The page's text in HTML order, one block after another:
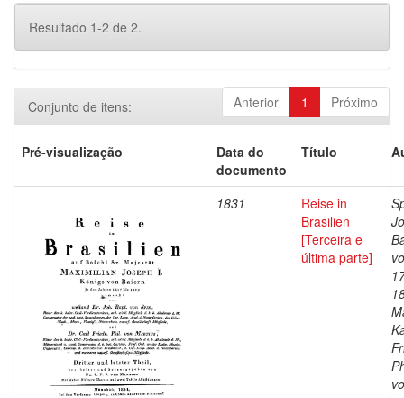
Resultado 1-2 de 2.
Anterior 1 Próximo
Conjunto de itens:
Pré-visualização
Data do
documento
Título
1831
Reise in
Brasilien
[Terceira e
última parte]